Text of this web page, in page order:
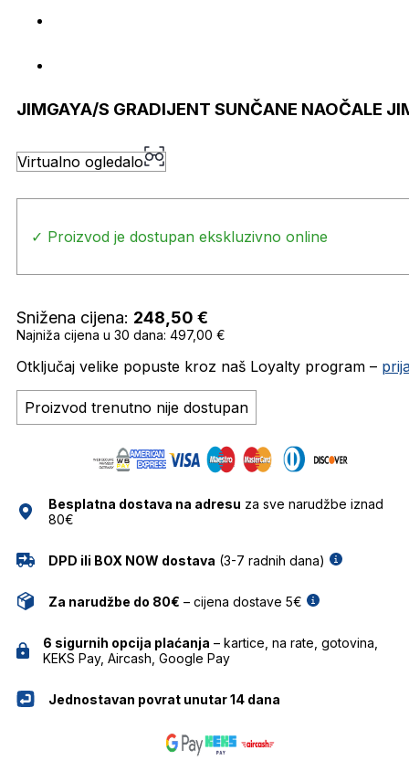
JIMGAYA/S GRADIJENT SUNČANE NAOČALE
Virtualno ogledalo
✓ Proizvod je dostupan ekskluzivno online
Snižena cijena: 248,50 €
Najniža cijena u 30 dana: 497,00 €
Otključaj velike popuste kroz naš Loyalty program –
Proizvod trenutno nije dostupan
Besplatna dostava na adresu za sve narudžbe iznad
80€
DPD ili BOX NOW dostava (3-7 radnih dana)
Za narudžbe do 80€ – cijena dostave 5€
6 sigurnih opcija plaćanja – kartice, na rate, gotovina,
KEKS Pay, Aircash, Google Pay
Jednostavan povrat unutar 14 dana